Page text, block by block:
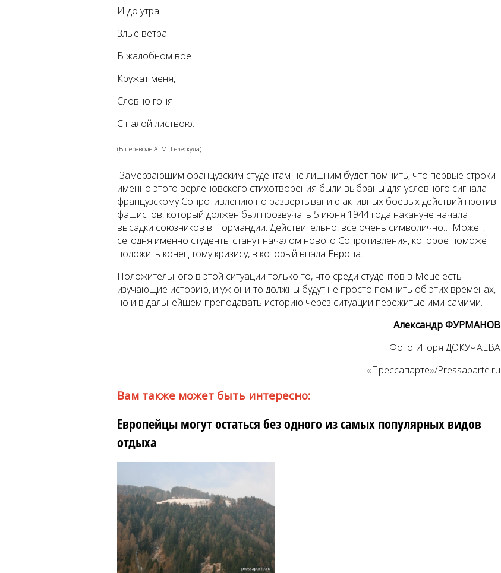
И до утра
Злые ветра
В жалобном вое
Кружат меня,
Словно гоня
С палой листвою.
(В переводе А. М. Гелескула)
Замерзающим французским студентам не лишним будет помнить, что первые строки
именно этого верленовского стихотворения были выбраны для условного сигнала
французскому Сопротивлению по развертыванию активных боевых действий против
фашистов, который должен был прозвучать 5 июня 1944 года накануне начала
высадки союзников в Нормандии. Действительно, всё очень символично… Может,
сегодня именно студенты станут началом нового Сопротивления, которое поможет
положить конец тому кризису, в который впала Европа.
Положительного в этой ситуации только то, что среди студентов в Меце есть
изучающие историю, и уж они-то должны будут не просто помнить об этих временах,
но и в дальнейшем преподавать историю через ситуации пережитые ими самими.
Александр ФУРМАНОВ
Фото Игоря ДОКУЧАЕВА
«Прессапарте»/Pressaparte.ru
Вам также может быть интересно:
Европейцы могут остаться без одного из самых популярных видов
отдыха